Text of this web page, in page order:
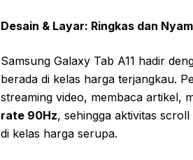
Desain & Layar: Ringkas dan
Samsung Galaxy Tab A11 hadir
berada di kelas harga terjangkau.
streaming video, membaca artikel,
rate 90Hz, sehingga aktivitas
di kelas harga serupa.